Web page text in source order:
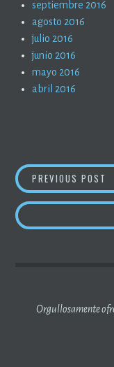
septiembre 2016
agosto 2016
julio 2016
junio 2016
mayo 2016
abril 2016
NAVEGACIÓN
DE
PREVIOUS POST
Orgullosamente